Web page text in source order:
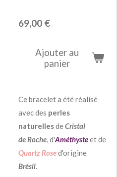
69,00 €
Ajouter au
panier
Ce bracelet a été réalisé
avec des perles
naturellesdeCristal
deRoche, d'Améthysteet de
Quartz Rosed'origine
Brésil.